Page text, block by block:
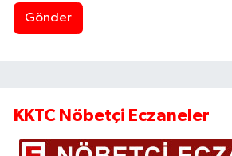
Gönder
KKTC Nöbetçi Eczaneler